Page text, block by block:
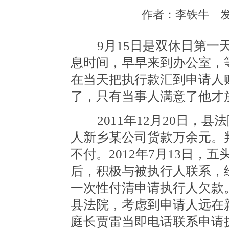
作者：李铁牛
9月15日是双休日第一天
息时间，早早来到办公室
在当天把执行款汇到申请
了，只有当事人满意了他才
2011年12月20日，县法
人新乡某公司货款万余元
不付。2012年7月13日，五
后，积极与被执行人联系
一次性付清申请执行人欠
县法院，考虑到申请人远
庭长贾雷当即电话联系申